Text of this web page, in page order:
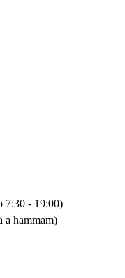
7:30 - 19:00)
a hammam)